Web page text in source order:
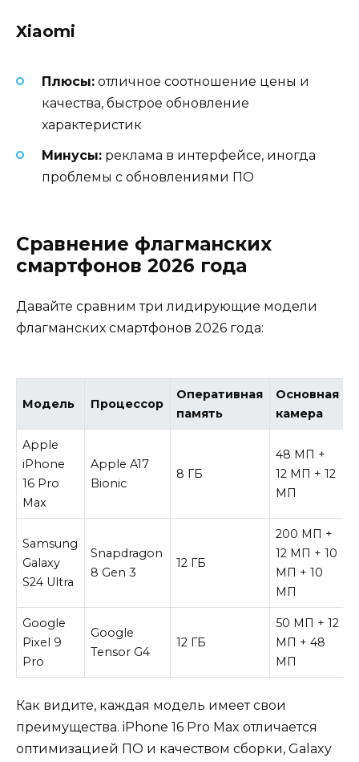
Xiaomi
Плюсы: отличное соотношение цены и
качества, быстрое обновление
характеристик
Минусы: реклама в интерфейсе, иногда
проблемы с обновлениями ПО
Сравнение флагманских
смартфонов 2026 года
Давайте сравним три лидирующие модели
флагманских смартфонов 2026 года:
Модель Процессор
Оперативная
память
Основная
камера
Apple
iPhone
16 Pro
Max
Apple A17
Bionic
8 ГБ
48 МП +
12 МП + 12
МП
Samsung
Galaxy
S24 Ultra
Snapdragon
8 Gen 3
12 ГБ
200 МП +
12 МП + 10
МП + 10
МП
Google
Pixel 9
Pro
Google
Tensor G4
12 ГБ
50 МП + 12
МП + 48
МП
Как видите, каждая модель имеет свои
преимущества. iPhone 16 Pro Max отличается
оптимизацией ПО и качеством сборки, Galaxy